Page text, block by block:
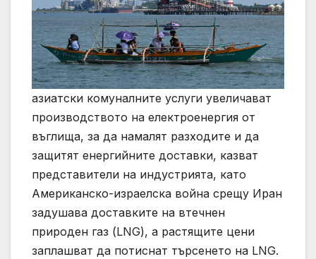
азиатски комуналните услуги увеличават
производството на електроенергия от
въглища, за да намалят разходите и да
защитят енергийните доставки, казват
представители на индустрията, като
Американско-израелска война срещу Иран
задушава доставките на втечнен
природен газ (LNG), а растящите цени
заплашват да потиснат търсенето на LNG.